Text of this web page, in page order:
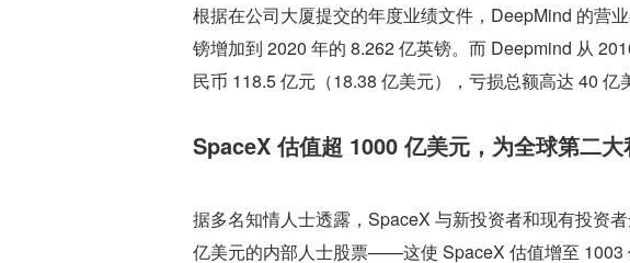
根据在公司大厦提交的年度业绩文件，DeepMind 的营
镑增加到 2020 年的 8.262 亿英镑。而 Deepmind 从
民币 118.5 亿元（18.38 亿美元），亏损总额高达 40 亿
SpaceX 估值超 1000 亿美元，为全球第二大
据多名知情人士透露，SpaceX 与新投资者和现有投资
亿美元的内部人士股票——这使 SpaceX 估值增至 1003